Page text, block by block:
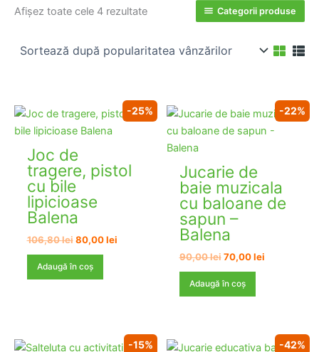
Afișez toate cele 4 rezultateSortat Categorii produse
-25%
Joc de
tragere, pistol
cu bile
lipicioase
Balena
106,80lei Prețul
a
fost:
80,00leiPrețul
Adaugă în coș
-22%
Jucarie de
baie muzicala
cu baloane de
sapun –
Balena
90,00lei Prețul
a
fost:
70,00leiPrețul
Adaugă în coș
-15% -42%